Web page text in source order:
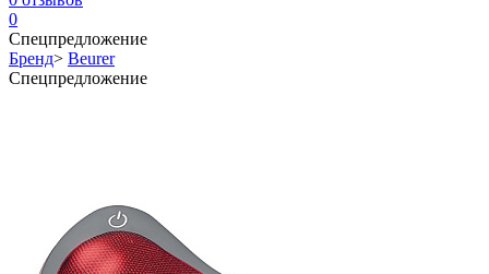
0
Спецпредложение
Бренд> Beurer
Спецпредложение